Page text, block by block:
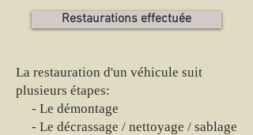
Restaurations effectuée
La restauration d'un véhicule suit
plusieurs étapes:
- Le démontage
- Le décrassage / nettoyage / sablage